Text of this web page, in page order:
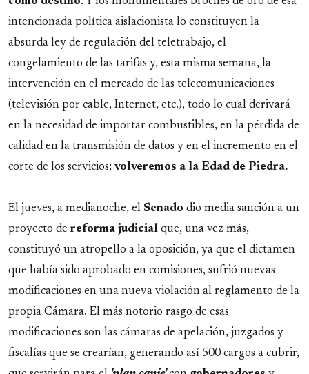
intencionada política aislacionista lo constituyen la
absurda ley de regulación del teletrabajo, el
congelamiento de las tarifas y, esta misma semana, la
intervención en el mercado de las telecomunicaciones
(televisión por cable, Internet, etc.), todo lo cual derivará
en la necesidad de importar combustibles, en la pérdida de
calidad en la transmisión de datos y en el incremento en el
corte de los servicios; volveremos a la Edad de Piedra.
El jueves, a medianoche, el Senado dio media sanción a un
proyecto de reforma judicial que, una vez más,
constituyó un atropello a la oposición, ya que el dictamen
que había sido aprobado en comisiones, sufrió nuevas
modificaciones en una nueva violación al reglamento de la
propia Cámara. El más notorio rasgo de esas
modificaciones son las cámaras de apelación, juzgados y
fiscalías que se crearían, generando así 500 cargos a cubrir,